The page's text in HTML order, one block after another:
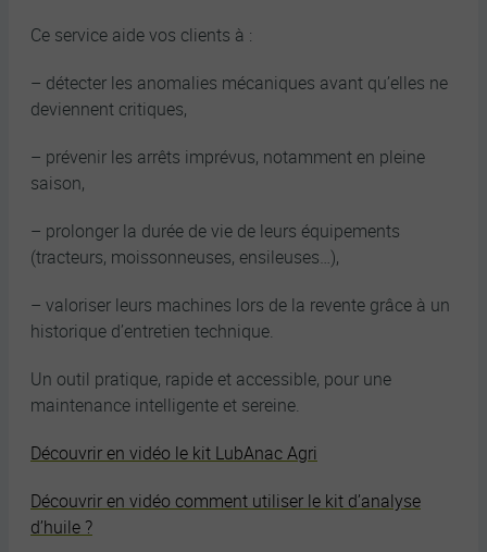
Ce service aide vos clients à :
– détecter les anomalies mécaniques avant qu’elles ne
deviennent critiques,
– prévenir les arrêts imprévus, notamment en pleine
saison,
– prolonger la durée de vie de leurs équipements
(tracteurs, moissonneuses, ensileuses…),
– valoriser leurs machines lors de la revente grâce à un
historique d’entretien technique.
Un outil pratique, rapide et accessible, pour une
maintenance intelligente et sereine.
Découvrir en vidéo le kit LubAnac Agri
Découvrir en vidéo comment utiliser le kit d’analyse
d’huile ?